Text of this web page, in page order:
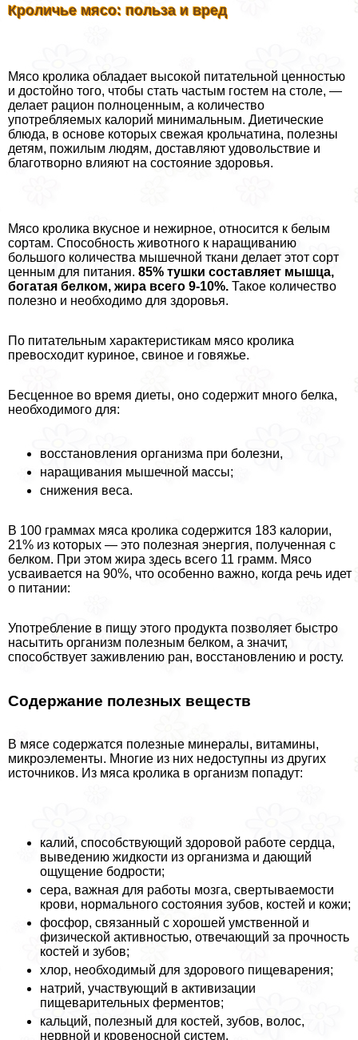
Кроличье мясо: польза и вред
Мясо кролика обладает высокой питательной ценностью
и достойно того, чтобы стать частым гостем на столе, —
делает рацион полноценным, а количество
употрeбляемых калорий минимальным. Диетические
блюда, в основе которых свежая крольчатина, полезны
детям, пожилым людям, доставляют удовольствие и
благотворно влияют на состояние здоровья.
Мясо кролика вкусное и нежирное, относится к белым
сортам. Способность животного к наращиванию
большого количества мышечной ткани делает этот сорт
ценным для питания. 85% тушки составляет мышца,
богатая белком, жира всего 9-10%. Такое количество
полезно и необходимо для здоровья.
По питательным хаpaктеристикам мясо кролика
превосходит куриное, свиное и говяжье.
Бесценное во время диеты, оно содержит много белка,
необходимого для:
восстановления организма при болезни,
наращивания мышечной массы;
снижения веса.
В 100 граммах мяса кролика содержится 183 калории,
21% из которых — это полезная энергия, полученная с
белком. При этом жира здесь всего 11 грамм. Мясо
усваивается на 90%, что особенно важно, когда речь идет
о питании:
Употрeбление в пищу этого продукта позволяет быстро
насытить организм полезным белком, а значит,
способствует заживлению ран, восстановлению и росту.
Содержание полезных веществ
В мясе содержатся полезные минералы, витамины,
микроэлементы. Многие из них недоступны из других
источников. Из мяса кролика в организм попадут:
калий, способствующий здоровой работе сердца,
выведению жидкости из организма и дающий
ощущение бодрости;
сера, важная для работы мозга, свертываемости
крови, нормального состояния зубов, костей и кожи;
фосфор, связанный с хорошей умственной и
физической активностью, отвечающий за прочность
костей и зубов;
хлор, необходимый для здорового пищеварения;
натрий, участвующий в активизации
пищеварительных ферментов;
кальций, полезный для костей, зубов, волос,
нервной и кровеносной систем.